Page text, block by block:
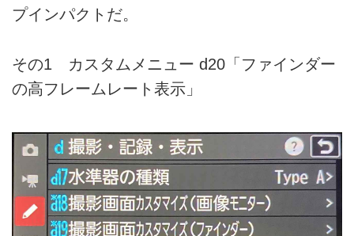
プインパクトだ。
その1 カスタムメニュー d20「ファインダー
の高フレームレート表示」